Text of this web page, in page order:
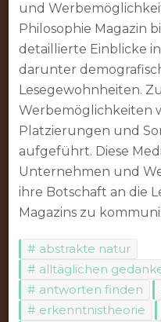
und
Philosophie Magazin
detaillierte Einblicke
darunter
Lesegewohnheiten.
Werbemöglichkeiten
Platzierungen und
aufgeführt. Diese
Unternehmen und
ihre Botschaft an die
Magazins zu
abstrakte natur
alltäglichen
antworten finden
erkenntnistheorie